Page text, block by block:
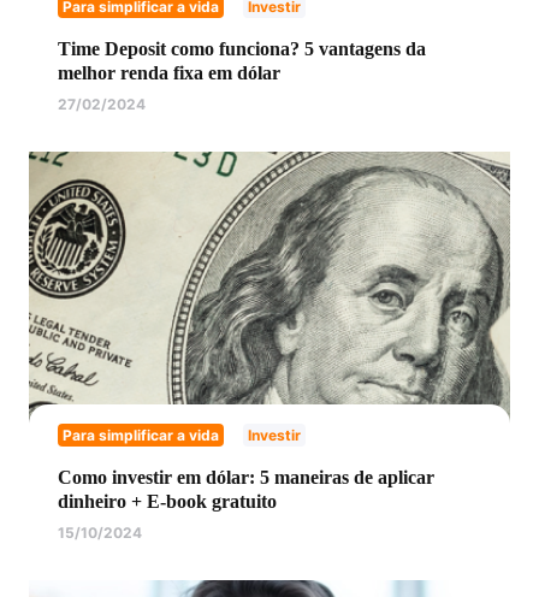
Para simplificar a vida Investir
Time Deposit como funciona? 5 vantagens da
melhor renda fixa em dólar
27/02/2024
Para simplificar a vida Investir
Como investir em dólar: 5 maneiras de aplicar
dinheiro + E-book gratuito
15/10/2024